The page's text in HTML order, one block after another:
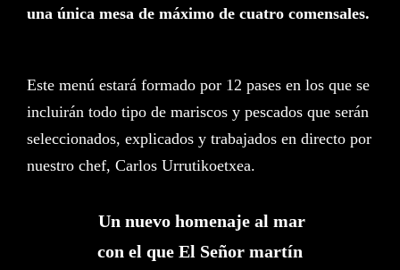
una única mesa de máximo de cuatro comensales.​
Este menú estará formado por 12 pases en los que se
incluirán todo tipo de mariscos y pescados que serán
seleccionados, explicados y trabajados en directo por
nuestro chef, Carlos Urrutikoetxea.​ ­ ­
­Un nuevo homenaje al mar
con el que El Señor martín